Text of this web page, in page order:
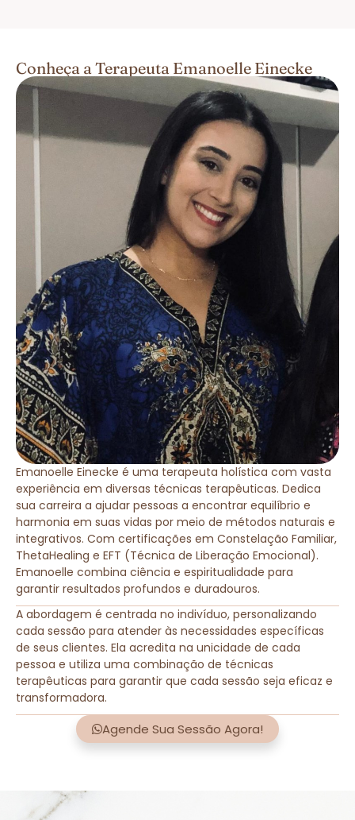
Conheça a Terapeuta Emanoelle Einecke
Emanoelle Einecke é uma terapeuta holística com vasta
experiência em diversas técnicas terapêuticas. Dedica
sua carreira a ajudar pessoas a encontrar equilíbrio e
harmonia em suas vidas por meio de métodos naturais e
integrativos. Com certificações em Constelação Familiar,
ThetaHealing e EFT (Técnica de Liberação Emocional).
Emanoelle combina ciência e espiritualidade para
garantir resultados profundos e duradouros.
A abordagem é centrada no indivíduo, personalizando
cada sessão para atender às necessidades específicas
de seus clientes. Ela acredita na unicidade de cada
pessoa e utiliza uma combinação de técnicas
terapêuticas para garantir que cada sessão seja eficaz e
transformadora.
Agende Sua Sessão Agora!